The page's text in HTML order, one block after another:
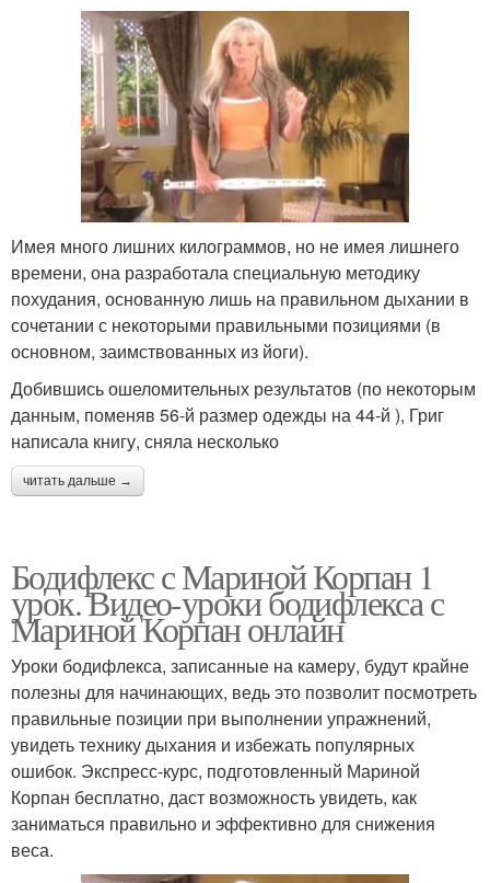
Имея много лишних килограммов, но не имея лишнего
времени, она разработала специальную методику
похудания, основанную лишь на правильном дыхании в
сочетании с некоторыми правильными позициями (в
основном, заимствованных из йоги).
Добившись ошеломительных результатов (по некоторым
данным, поменяв 56-й размер одежды на 44-й ), Григ
написала книгу, сняла несколько
читать дальше →
Бодифлекс с Мариной Корпан 1
урок. Видео-уроки бодифлекса с
Мариной Корпан онлайн
Уроки бодифлекса, записанные на камеру, будут крайне
полезны для начинающих, ведь это позволит посмотреть
правильные позиции при выполнении упражнений,
увидеть технику дыхания и избежать популярных
ошибок. Экспресс-курс, подготовленный Мариной
Корпан бесплатно, даст возможность увидеть, как
заниматься правильно и эффективно для снижения
веса.